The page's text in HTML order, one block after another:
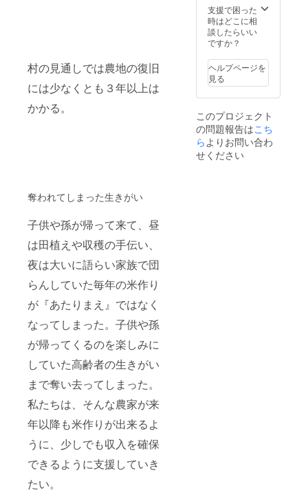
村の見通しでは農地の復旧
には少なくとも３年以上は
かかる。
奪われてしまった生きがい
子供や孫が帰って来て、昼
は田植えや収穫の手伝い、
夜は大いに語らい家族で団
らんしていた毎年の米作り
が『あたりまえ』ではなく
なってしまった。子供や孫
が帰ってくるのを楽しみに
していた高齢者の生きがい
まで奪い去ってしまった。
私たちは、そんな農家が来
年以降も米作りが出来るよ
うに、少しでも収入を確保
できるように支援していき
たい。
刈りは9
月中旬
を予定
してお
す。 ※
体験は
希望者
のみと
す。
支援で困った
時はどこに相
談したらいい
ですか？
ヘルプページを
見る
このプロジェクト
の問題報告はこち
ら よりお問い合わ
せください